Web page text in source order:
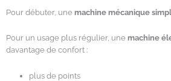
Pour débuter, une machine mécanique
Pour un usage plus régulier, une machine
davantage de confort :
plus de points